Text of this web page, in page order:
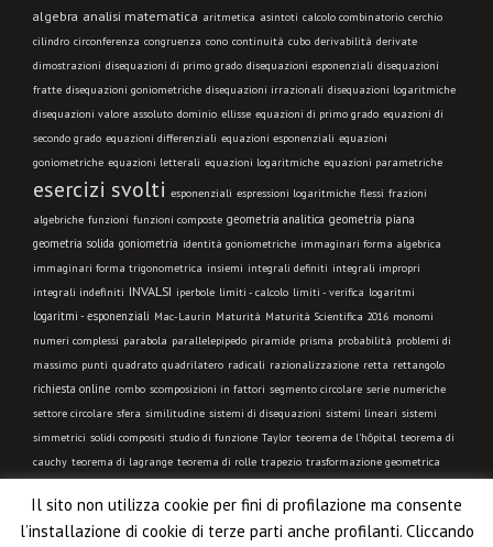
algebra analisi matematica aritmetica asintoti calcolo combinatorio cerchio
cilindro circonferenza congruenza cono continuità cubo derivabilità derivate
dimostrazioni disequazioni di primo grado disequazioni esponenziali disequazioni
fratte disequazioni goniometriche disequazioni irrazionali disequazioni logaritmiche
disequazioni valore assoluto dominio ellisse equazioni di primo grado equazioni di
secondo grado equazioni differenziali equazioni esponenziali equazioni
goniometriche equazioni letterali equazioni logaritmiche equazioni parametriche
esercizi svolti esponenziali espressioni logaritmiche flessi frazioni
algebriche funzioni funzioni composte geometria analitica geometria piana
geometria solida goniometria identità goniometriche immaginari forma algebrica
immaginari forma trigonometrica insiemi integrali definiti integrali impropri
integrali indefiniti INVALSI iperbole limiti - calcolo limiti - verifica logaritmi
logaritmi - esponenziali Mac-Laurin Maturità Maturità Scientifica 2016 monomi
numeri complessi parabola parallelepipedo piramide prisma probabilità problemi di
massimo punti quadrato quadrilatero radicali razionalizzazione retta rettangolo
richiesta online rombo scomposizioni in fattori segmento circolare serie numeriche
settore circolare sfera similitudine sistemi di disequazioni sistemi lineari sistemi
simmetrici solidi compositi studio di funzione Taylor teorema de l'hôpital teorema di
cauchy teorema di lagrange teorema di rolle trapezio trasformazione geometrica
trigonometria VIDEO LEZIONE
Il sito non utilizza cookie per fini di profilazione ma consente
l’installazione di cookie di terze parti anche profilanti. Cliccando